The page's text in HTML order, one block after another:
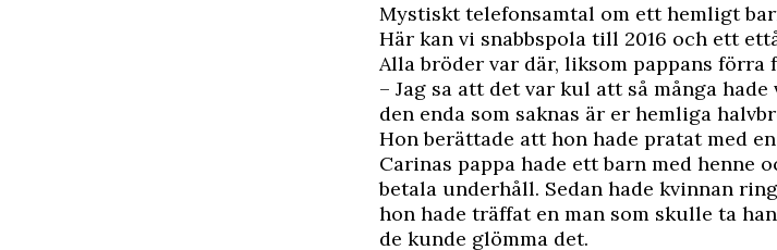
Mystiskt telefonsamtal om ett hemligt
Här kan vi snabbspola till 2016 och ett
Alla bröder var där, liksom pappans förra
– Jag sa att det var kul att så många hade
den enda som saknas är er hemliga
Hon berättade att hon hade pratat med
Carinas pappa hade ett barn med henne
betala underhåll. Sedan hade kvinnan
hon hade träffat en man som skulle ta
de kunde glömma det.